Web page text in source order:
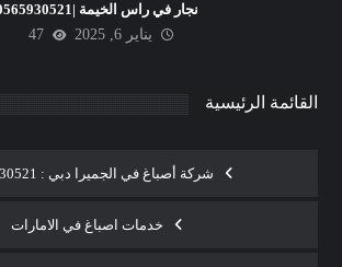
نجار في راس الخيمة |0565930521
يناير 6, 2025
47
القائمة الرئيسية
شركة أصباغ في الجميرا دبي : 0565930521
خدمات اصباغ في الامارات